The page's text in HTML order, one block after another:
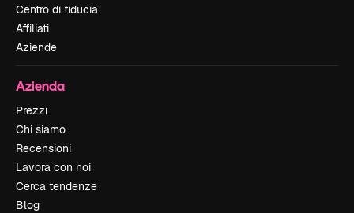
Centro di fiducia
Affiliati
Aziende
Azienda
Prezzi
Chi siamo
Recensioni
Lavora con noi
Cerca tendenze
Blog